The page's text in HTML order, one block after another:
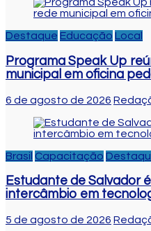
Destaque Educação Local
Programa Speak Up
municipal em oficina
6 de agosto de 2026
Brasil Capacitação
Estudante de Salvador
intercâmbio em
5 de agosto de 2026